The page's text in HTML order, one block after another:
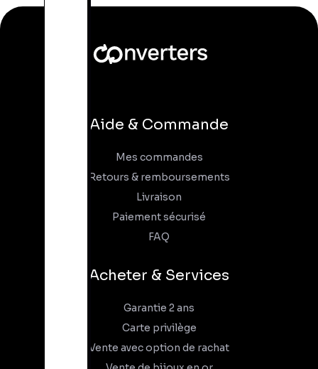
Aide & Commande
Mes commandes
Retours & remboursements
Livraison
Paiement sécurisé
FAQ
Acheter & Services
Garantie 2 ans
Carte privilège
Vente avec option de rachat